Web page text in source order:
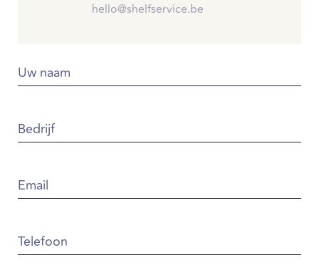
hello@shelfservice.be
Uw naam
Bedrijf
Email
Telefoon